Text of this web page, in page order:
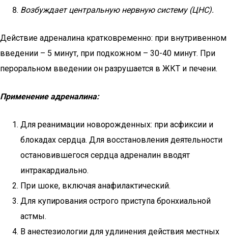
Возбуждает центральную нервную систему (ЦНС).
Действие адреналина кратковременно: при внутривенном
введении – 5 минут, при подкожном – 30-40 минут. При
пероральном введении он разрушается в ЖКТ и печени.
Применение адреналина:
Для реанимации новорожденных: при асфиксии и
блокадах сердца. Для восстановления деятельности
остановившегося сердца адреналин вводят
интракардиально.
При шоке, включая анафилактический.
Для купирования острого приступа бронхиальной
астмы.
В анестезиологии для удлинения действия местных